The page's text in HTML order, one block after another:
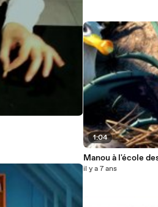
1:04
Manou à l'école
il y a 7 ans